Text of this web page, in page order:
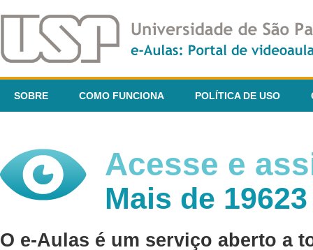
SOBRE COMO FUNCIONA POLÍTICA DE USO
Acesse e
Mais de
O e-Aulas é um serviço aberto a